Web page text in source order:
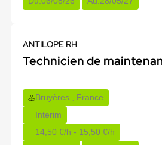
ANTILOPE RH
Technicien de
Bruyères , France
Interim
14,50 €/h - 15,50 €/h